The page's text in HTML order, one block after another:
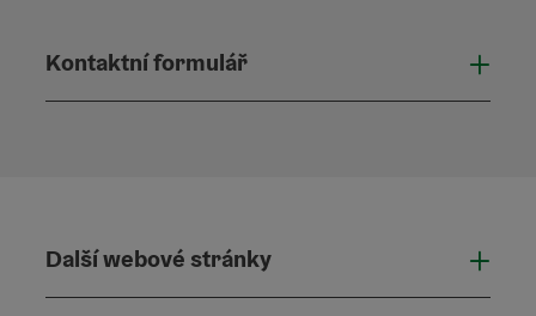
Kontaktní formulář
Další webové stránky